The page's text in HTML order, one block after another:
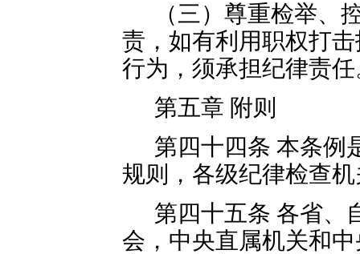
（三）尊重检举、
责，如有利用职权打
行为，须承担纪律责
第五章 附则
第四十四条 本条例
规则，各级纪律检查
第四十五条 各省、
会，中央直属机关和